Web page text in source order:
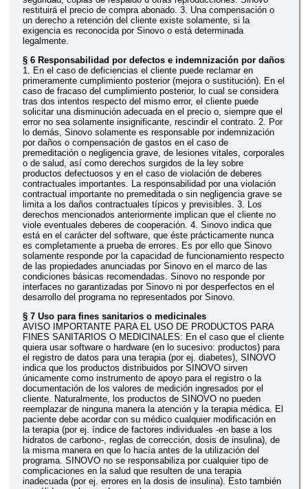
restituirá el precio de compra abonado. 3. Una compensación o
un derecho a retención del cliente existe solamente, si la
exigencia es reconocida por Sinovo o está determinada
legalmente.
§ 6 Responsabilidad por defectos e indemnización por daños
1. En el caso de deficiencias el cliente puede reclamar en
primeramente cumplimiento posterior (mejora o sustitución). En el
caso de fracaso del cumplimiento posterior, lo cual se considera
tras dos intentos respecto del mismo error, el cliente puede
solicitar una disminución adecuada en el precio o, siempre que el
error no sea solamente insignificante, rescindir el contrato. 2. Por
lo demás, Sinovo solamente es responsable por indemnización
por daños o compensación de gastos en el caso de
premeditación o negligencia grave, de lesiones vitales, corporales
o de salud, así como derechos surgidos de la ley sobre
productos defectuosos y en el caso de violación de deberes
contractuales importantes. La responsabilidad por una violación
contractual importante no premeditada o sin negligencia grave se
limita a los daños contractuales típicos y previsibles. 3. Los
derechos mencionados anteriormente implican que el cliente no
viole eventuales deberes de cooperación. 4. Sinovo indica que
está en el carácter del software, que éste prácticamente nunca
es completamente a prueba de errores. Es por ello que Sinovo
solamente responde por la capacidad de funcionamiento respecto
de las propiedades anunciadas por Sinovo en el marco de las
condiciones básicas recomendadas. Sinovo no responde por
interfaces no garantizadas por Sinovo ni por desperfectos en el
desarrollo del programa no representados por Sinovo.
§ 7 Uso para fines sanitarios o medicinales
AVISO IMPORTANTE PARA EL USO DE PRODUCTOS PARA
FINES SANITARIOS O MEDICINALES: En el caso que el cliente
quiera usar software o hardware (en lo sucesivo: productos) para
el registro de datos para una terapia (por ej. diabetes), SINOVO
indica que los productos distribuidos por SINOVO sirven
únicamente como instrumento de apoyo para el registro o la
documentación de los valores de medición ingresados por el
cliente. Naturalmente, los productos de SINOVO no pueden
reemplazar de ninguna manera la atención y la terapia médica. El
paciente debe acordar con su médico cualquier modificación en
la terapia (por ej. índice de factores individuales -en base a los
hidratos de carbono-, reglas de corrección, dosis de insulina), de
la misma manera en que lo hacía antes de la utilización del
programa. SINOVO no se responsabiliza por cualquier tipo de
complicaciones en la salud que resulten de una terapia
inadecuada (por ej. errores en la dosis de insulina). Esto también